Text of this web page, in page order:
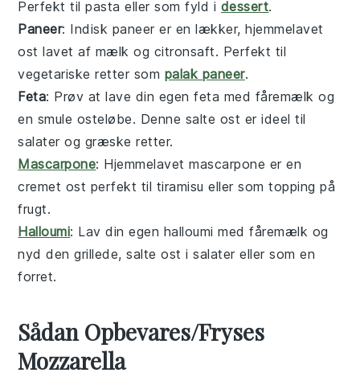
Perfekt tilpasta eller som fyld i dessert.
Paneer: Indisk paneer er en lækker, hjemmelavet
ost lavet af mælk og citronsaft. Perfekt til
vegetariske retter som palak paneer.
Feta: Prøv at lave din egenfeta med fåremælk og
en smule osteløbe. Denne salte ost er ideel til
salater og græske retter.
Mascarpone: Hjemmelavetmascarpone er en
cremet ost perfekt til tiramisu eller som topping på
frugt.
Halloumi: Lav din egen halloumi med fåremælk og
nyd den grillede, salteost isalater eller som en
forret.
Sådan Opbevares/Fryses
Mozzarella